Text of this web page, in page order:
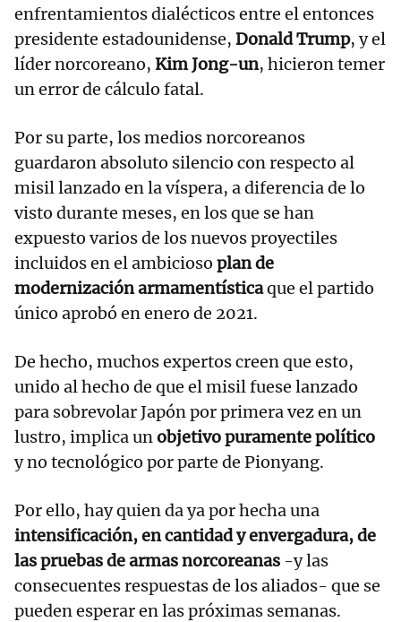
enfrentamientos dialécticos entre el entonces
presidente estadounidense, Donald Trump, y el
líder norcoreano, Kim Jong-un, hicieron temer
un error de cálculo fatal.
Por su parte, los medios norcoreanos
guardaron absoluto silencio con respecto al
misil lanzado en la víspera, a diferencia de lo
visto durante meses, en los que se han
expuesto varios de los nuevos proyectiles
incluidos en el ambicioso plan de
modernización armamentísticaque el partido
único aprobó en enero de 2021.
De hecho, muchos expertos creen que esto,
unido al hecho de que el misil fuese lanzado
para sobrevolar Japón por primera vez en un
lustro, implica unobjetivo puramente político
y no tecnológico por parte de Pionyang.
Por ello, hay quien da ya por hecha una
intensificación, en cantidad y envergadura, de
las pruebas de armas norcoreanas -y las
consecuentes respuestas de los aliados- que se
pueden esperar en las próximas semanas.